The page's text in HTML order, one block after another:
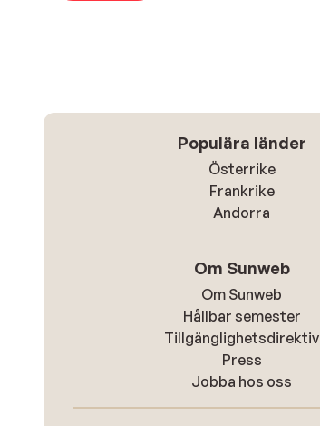
Populära länder
Österrike
Frankrike
Andorra
Om Sunweb
Om Sunweb
Hållbar semester
Tillgänglighetsdirektiv
Press
Jobba hos oss